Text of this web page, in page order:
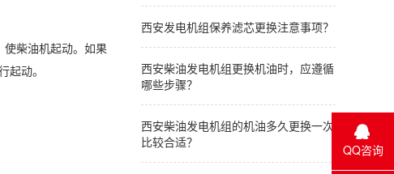
西安发电机组保养滤芯更换注意事项？
西安柴油发电机组更换机油时，应遵循
哪些步骤？
西安柴油发电机组的机油多久更换一次
比较合适？
柴油机起动。如果
动。
QQ咨询